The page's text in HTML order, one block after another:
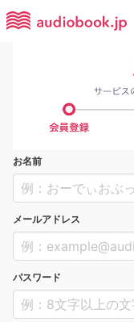
お名前
メールアドレス
パスワード